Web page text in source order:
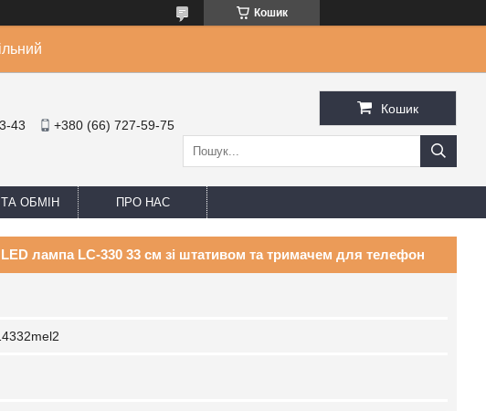
Кошик
43 +380 (66) 727-59-75
Кошик
ОБМІН ПРО НАС
LED лампа LC-330 33 см зі штативом та тримачем для телефон